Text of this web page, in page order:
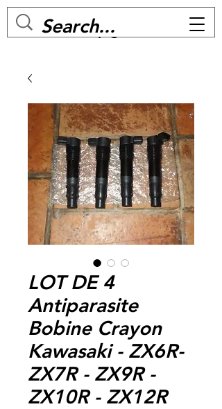
MC BIKE Perpignan
LOT DE 4
Antiparasite
Bobine Crayon
Kawasaki - ZX6R-
ZX7R - ZX9R -
ZX10R - ZX12R